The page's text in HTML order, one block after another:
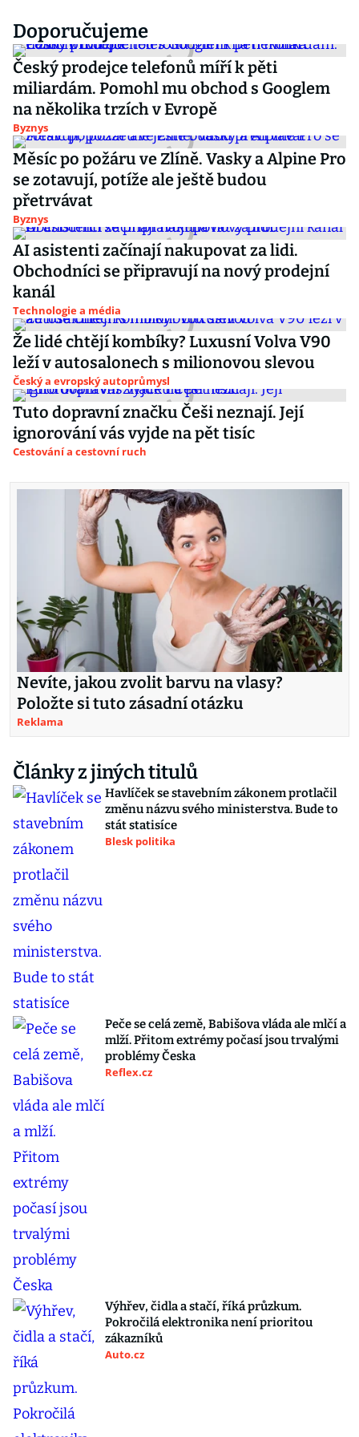
Doporučujeme
Český prodejce telefonů míří k pěti
miliardám. Pomohl mu obchod s Googlem
na několika trzích v Evropě
Byznys
Měsíc po požáru ve Zlíně. Vasky a Alpine Pro
se zotavují, potíže ale ještě budou
přetrvávat
Byznys
AI asistenti začínají nakupovat za lidi.
Obchodníci se připravují na nový prodejní
kanál
Technologie a média
Že lidé chtějí kombíky? Luxusní Volva V90
leží v autosalonech s milionovou slevou
Český a evropský autoprůmysl
Tuto dopravní značku Češi neznají. Její
ignorování vás vyjde na pět tisíc
Cestování a cestovní ruch
Nevíte, jakou zvolit barvu na vlasy?
Položte si tuto zásadní otázku
Reklama
Články z jiných titulů
Havlíček se stavebním zákonem protlačil
změnu názvu svého ministerstva. Bude to
stát statisíce
Blesk politika
Peče se celá země, Babišova vláda ale mlčí a
mlží. Přitom extrémy počasí jsou trvalými
problémy Česka
Reflex.cz
Výhřev, čidla a stačí, říká průzkum.
Pokročilá elektronika není prioritou
zákazníků
Auto.cz